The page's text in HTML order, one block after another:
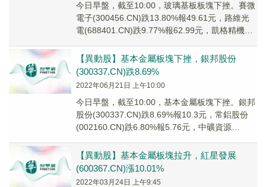
今日早盤，截至10:00，玻璃基板板塊下挫。賽微
電子(300456.CN)跌13.80%報49.61元，路維光
電(688401.CN)跌9.77%報62.99元，凱格精機
【異動股】基本金屬板塊下挫，銀邦股份
(300337.CN)跌8.69%
2022年06月21日 上午10:00
今日早盤，截至10:00，基本金屬板塊下挫。銀邦
股份(300337.CN)跌8.69%報10.3元，常鋁股份
(002160.CN)跌6.80%報5.76元，中礦資源
【異動股】基本金屬板塊拉升，紅星發展
(600367.CN)漲10.01%
2022年03月24日 上午9:45